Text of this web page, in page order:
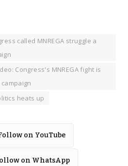
called MNREGA struggle a
Congress's MNREGA fight is
heats up
on YouTube
on WhatsApp